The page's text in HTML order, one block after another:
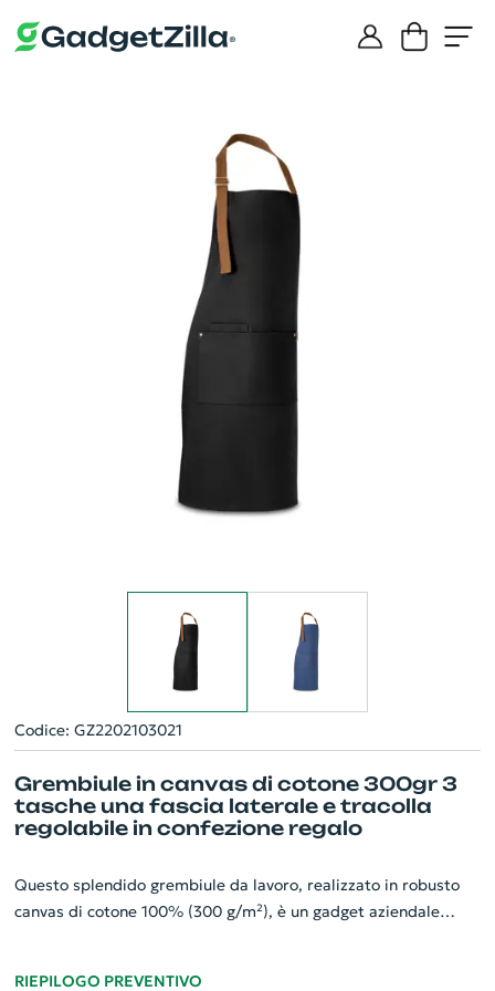
Codice: GZ2202103021
Grembiule in canvas di cotone 300gr 3
tasche una fascia laterale e tracolla
regolabile in confezione regalo
Questo splendido grembiule da lavoro, realizzato in robusto
canvas di cotone 100% (300 g/m²), è un gadget aziendale
RIEPILOGO PREVENTIVO